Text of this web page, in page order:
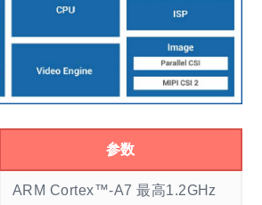
参数
ARM Cortex™-A7 最高1.2GHz